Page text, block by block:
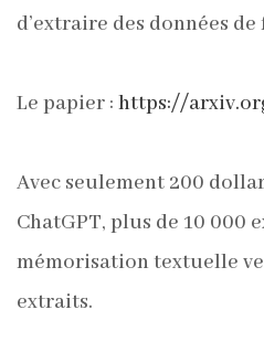
d’extraire des données
Le papier : https://
Avec seulement 200
ChatGPT, plus de 10 000
mémorisation textuelle
extraits.